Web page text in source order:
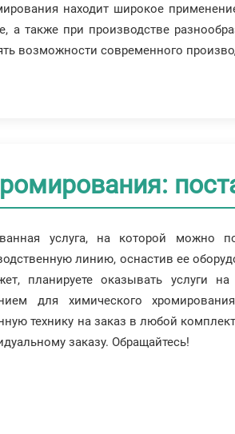
находит широкое
а также при производстве
возможности современного
услуга, на которой можно
линию, оснастив ее
планируете оказывать услуги на
для химического
технику на заказ в любой
заказу. Обращайтесь!